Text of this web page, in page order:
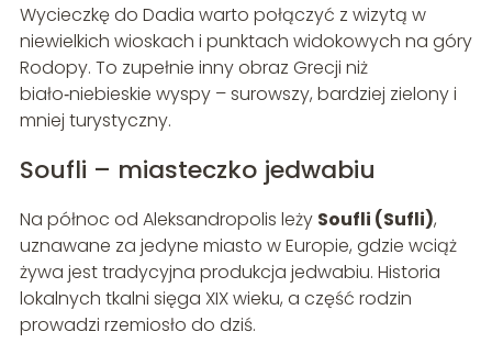
Wycieczkę do Dadia warto połączyć z wizytą w
niewielkich wioskach i punktach widokowych na góry
Rodopy. To zupełnie inny obraz Grecji niż
biało‑niebieskie wyspy – surowszy, bardziej zielony i
mniej turystyczny.
Soufli – miasteczko jedwabiu
Na północ od Aleksandropolis leży Soufli (Sufli),
uznawane za jedyne miasto w Europie, gdzie wciąż
żywa jest tradycyjna produkcja jedwabiu. Historia
lokalnych tkalni sięga XIX wieku, a część rodzin
prowadzi rzemiosło do dziś.